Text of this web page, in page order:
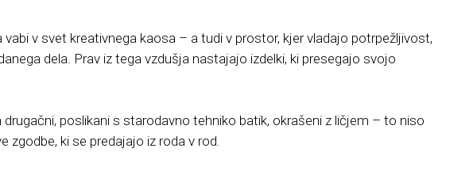
vabi v svet kreativnega kaosa – a tudi v prostor, kjer vladajo potrpežljivost,
dela. Prav iz tega vzdušja nastajajo izdelki, ki presegajo svojo
drugačni, poslikani s starodavno tehniko batik, okrašeni z ličjem – to niso
zgodbe, ki se predajajo iz roda v rod.